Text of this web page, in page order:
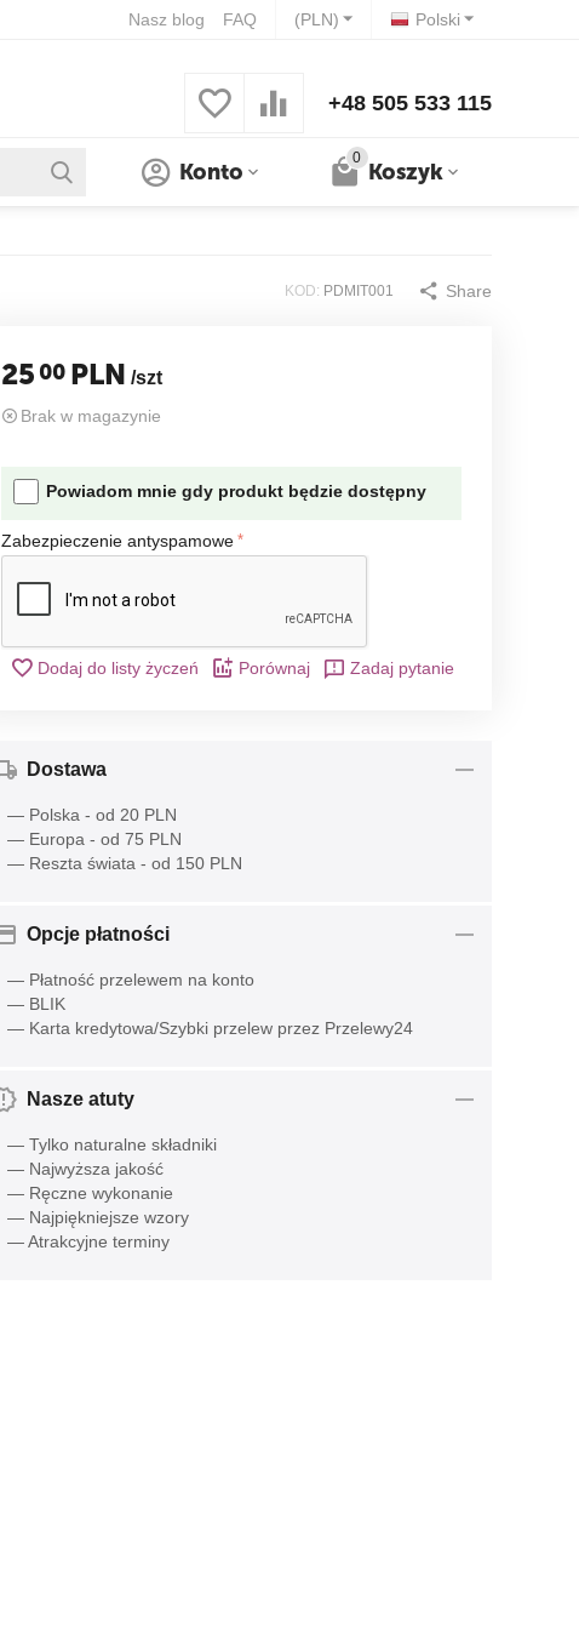
Polski
(PLN)
Nasz blog FAQ
+48 505 533 115
0
Koszyk
Konto
KOD: PDMIT001 Share
25 00 PLN /szt
Brak w magazynie
Powiadom mnie gdy produkt będzie dostępny
Zabezpieczenie antyspamowe
Dodaj do listy życzeń Porównaj Zadaj pytanie
Dostawa
— Polska - od 20 PLN
— Europa - od 75 PLN
— Reszta świata - od 150 PLN
Opcje płatności
— Płatność przelewem na konto
— BLIK
— Karta kredytowa/Szybki przelew przez Przelewy24
Nasze atuty
— Tylko naturalne składniki
— Najwyższa jakość
— Ręczne wykonanie
— Najpiękniejsze wzory
— Atrakcyjne terminy